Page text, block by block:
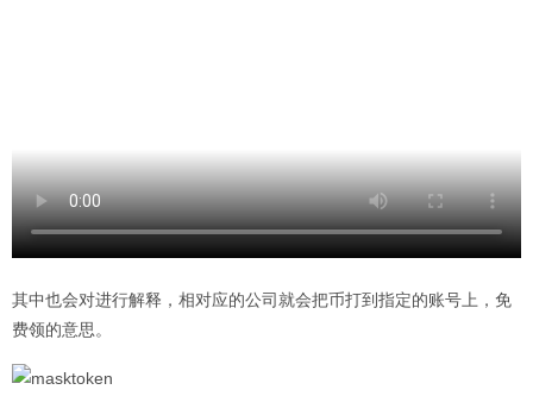
其中也会对进行解释，相对应的公司就会把币打到指定的账号上，免
费领的意思。